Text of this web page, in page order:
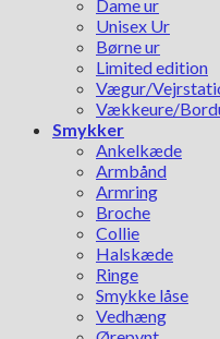
Dame ur
Unisex Ur
Børne ur
Limited edition
Vægur/
Vækkeure/
Smykker
Ankelkæde
Armbånd
Armring
Broche
Collie
Halskæde
Ringe
Smykke låse
Vedhæng